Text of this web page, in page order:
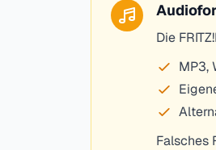
Die
MP3,
Falsches